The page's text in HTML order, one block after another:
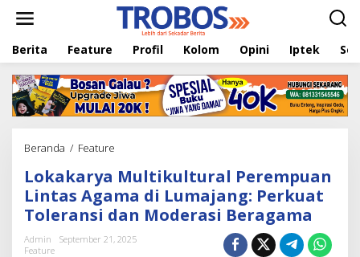
t
Berita Feature Profil Kolom Opini Iptek
Beranda / Feature
a
k
a
r
Lokakarya Multikultural Perempuan
Lintas Agama di Lumajang: Perkuat
Toleransi dan Moderasi Beragama
Admin
September 21, 2025
Feature